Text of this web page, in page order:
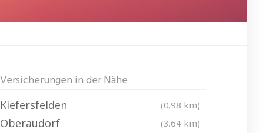
Versicherungen in der Nähe
Kiefersfelden (0.98 km)
Oberaudorf (3.64 km)